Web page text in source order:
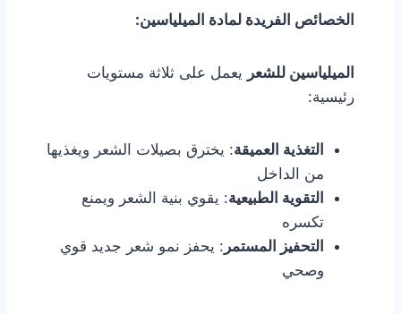
الخصائص الفريدة لمادة الميلياسين:
الميلياسين للشعر يعمل على ثلاثة مستويات
رئيسية:
التغذية العميقة: يخترق بصيلات الشعر ويغذيها
من الداخل
التقوية الطبيعية: يقوي بنية الشعر ويمنع
تكسره
التحفيز المستمر : يحفز نمو شعر جديد قوي
وصحي